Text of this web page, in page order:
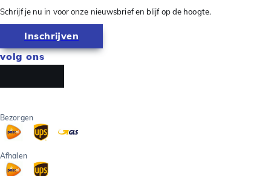
Schrijf je nu in voor onze nieuwsbrief en blijf op de hoogte.
Inschrijven
volg ons
Bezorgen
Afhalen